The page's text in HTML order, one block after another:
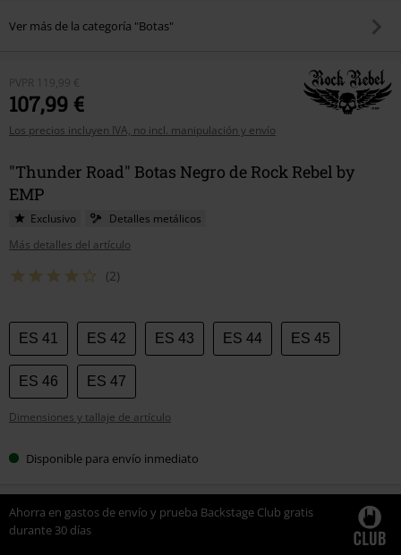
Ver más de la categoría "Botas"
PVPR 119,99 €
107,99 €
Los precios incluyen IVA, no incl. manipulación y envío
"Thunder Road" Botas Negro de Rock Rebel by
EMP
Exclusivo
Detalles metálicos
Más detalles del artículo
(2)
Elige
tu
talla
ES 41 ES 42 ES 43 ES 44 ES 45
ES 46 ES 47
Dimensiones y tallaje de artículo
Disponible para envío inmediato
Ahorra en gastos de envío y prueba Backstage Club gratis
durante 30 días